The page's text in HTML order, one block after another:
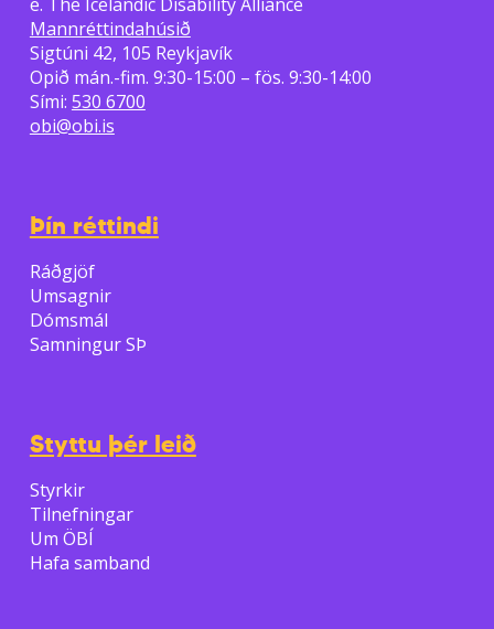
Mannréttindahúsið
Sigtúni 42, 105 Reykjavík
Opið mán.-fim. 9:30-15:00 – fös. 9:30-14:00
Sími: 530 6700
obi@obi.is
Þín réttindi
Ráðgjöf
Umsagnir
Dómsmál
Samningur SÞ
Styttu þér leið
Styrkir
Tilnefningar
Um ÖBÍ
Hafa samband